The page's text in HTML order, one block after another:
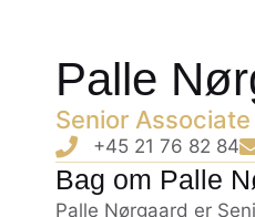
Palle
Senior
+45 21 76 82 84
Bag om Palle
Palle Nørgaard er